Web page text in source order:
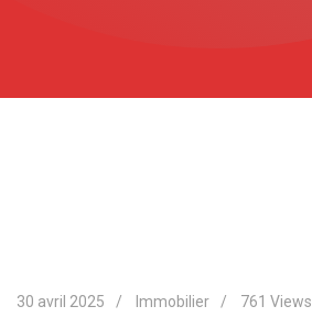
30 avril 2025 Immobilier 761 Views